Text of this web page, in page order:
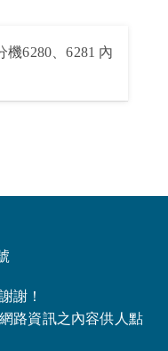
機6280、6281 內
謝！
路資訊之內容供人點